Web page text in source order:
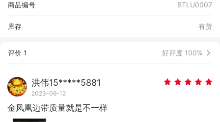
商品编号 BTLU0007
库存 有货
评价 1 好评度 100%
洪伟15*****5881
2023-06-12
金凤凰边带质量就是不一样